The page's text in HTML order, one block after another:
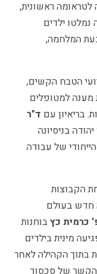
לטראומה ראשונית,
ילדים
המלחמה,
הטבח הקשים,
מענה למטופלים
בריאיון עם ד"ר
בניסיונה
של עבודה
הקבוצות
חדש בעולם
כרמית כץ בוחנות
מינית בילדים
בתוך הקהילה לאחר
של סכסוך